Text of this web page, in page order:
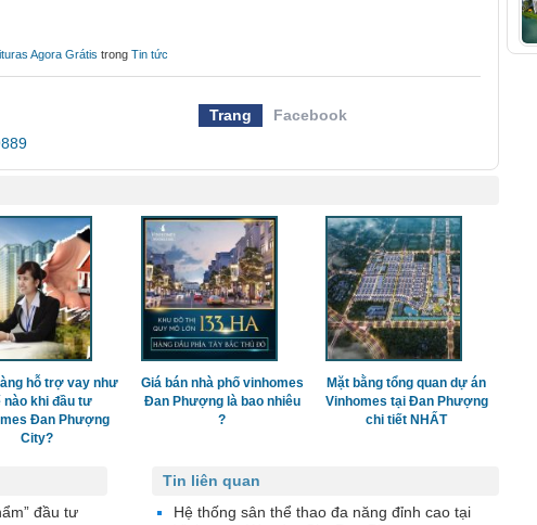
Agora Grátis trong Tin tức
Trang
Facebook
hỗ trợ vay như
nào khi đầu tư
Đan Phượng
City?
Giá bán nhà phố vinhomes
Đan Phượng là bao nhiêu
?
Mặt bằng tổng quan dự án
Vinhomes tại Đan Phượng
chi tiết NHẤT
Tin liên quan
Hệ thống sân thể thao đa năng đỉnh cao tại
đầu tư